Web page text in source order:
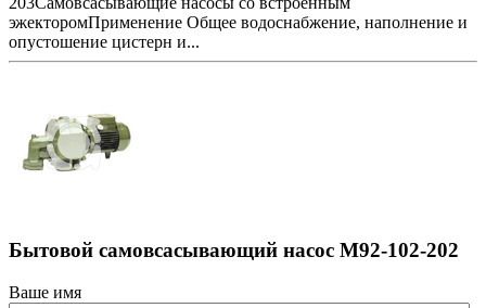
эжекторомПрименение Общее водоснабжение, наполнение и
опустошение цистерн и...
Бытовой самовсасывающий насос M92-102-202
Ваше имя